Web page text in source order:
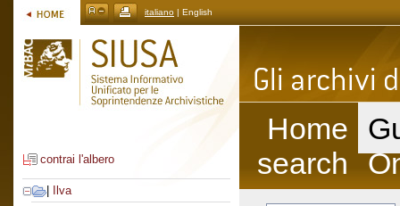
italiano | English
contrai l'albero
Ilva
Home
search